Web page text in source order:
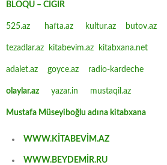
BLOQU – CIĞIR
525.az hafta.az kultur.az butov.az
tezadlar.az kitabevim.az kitabxana.net
adalet.az goyce.az radio-kardeche
olaylar.az yazar.in mustaqil.az
Mustafa Müseyiboğlu adına kitabxana
WWW.KİTABEVİM.AZ
WWW.BEYDEMİR.RU